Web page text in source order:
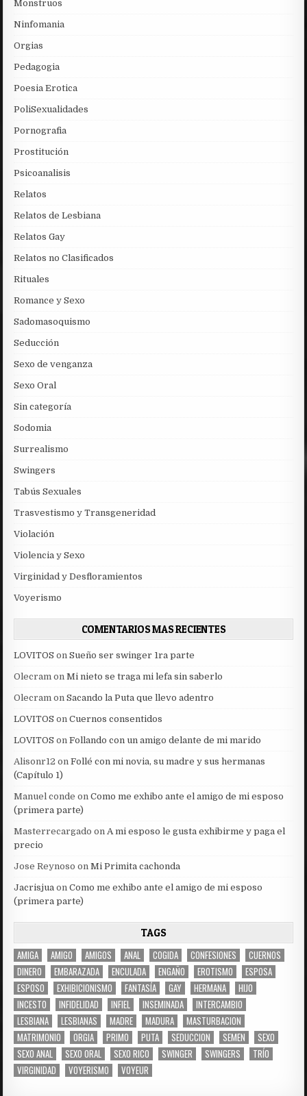
Monstruos
Ninfomania
Orgias
Pedagogia
Poesia Erotica
PoliSexualidades
Pornografia
Prostitución
Psicoanalisis
Relatos
Relatos de Lesbiana
Relatos Gay
Relatos no Clasificados
Rituales
Romance y Sexo
Sadomasoquismo
Seducción
Sexo de venganza
Sexo Oral
Sin categoría
Sodomia
Surrealismo
Swingers
Tabús Sexuales
Trasvestismo y Transgeneridad
Violación
Violencia y Sexo
Virginidad y Desfloramientos
Voyerismo
COMENTARIOS MAS RECIENTES
LOVITOS onSueño ser swinger 1ra parte
Olecram onMi nieto se traga mi lefa sin saberlo
Olecram onSacando la Puta que llevo adentro
LOVITOS onCuernos consentidos
LOVITOS onFollando con un amigo delante de mi marido
Alisonr12 onFollé con mi novia, su madre y sus hermanas
(Capítulo 1)
Manuel conde onComo me exhibo ante el amigo de mi esposo
(primera parte)
Masterrecargado onA mi esposo le gusta exhibirme y paga el
precio
Jose Reynoso onMi Primita cachonda
Jacrisjua onComo me exhibo ante el amigo de mi esposo
(primera parte)
TAGS
AMIGA AMIGO AMIGOS ANAL COGIDA CONFESIONES
CUERNOS
DINERO
EMBARAZADA ENCULADA ENGAÑO EROTISMO
ESPOSA
ESPOSO
EXHIBICIONISMO FANTASÍA GAY HERMANA
HIJO
INCESTO
INFIDELIDAD INFIEL INSEMINADA
INTERCAMBIO
LESBIANA
LESBIANAS MADRE MADURA
MASTURBACION
MATRIMONIO
ORGIA PRIMO PUTA SEDUCCION SEMEN
SEXO
SEXO ANAL
SEXO ORAL SEXO RICO SWINGER SWINGERS
TRÍO
VIRGINIDAD
VOYERISMO VOYEUR